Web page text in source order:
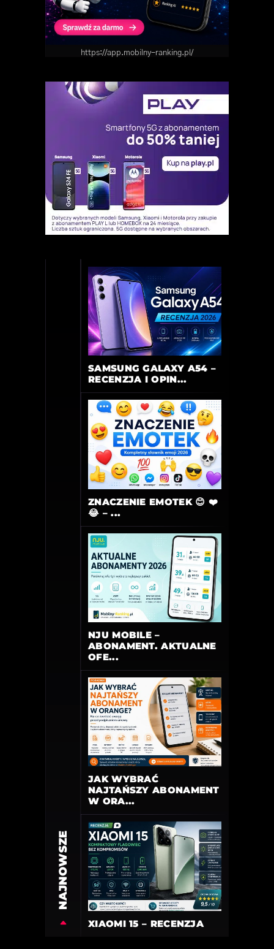
https://app.mobilny-ranking.pl/
NAJNOWSZE
SAMSUNG GALAXY A54 –
RECENZJA I OPIN...
ZNACZENIE EMOTEK 😊 ❤️
😂 – ...
NJU MOBILE –
ABONAMENT. AKTUALNE
OFE...
JAK WYBRAĆ
NAJTAŃSZY ABONAMENT
W ORA...
XIAOMI 15 – RECENZJA